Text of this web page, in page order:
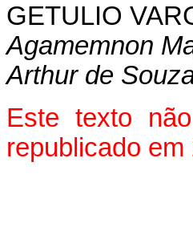
GETULIO
Agamemnon
Arthur de
Este texto
republicado